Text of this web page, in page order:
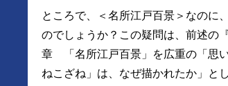
ところで、＜名所江戸百景＞なのに
のでしょうか？この疑問は、前述の
章 「名所江戸百景」を広重の「思
ねこざね」は、なぜ描かれたか」と